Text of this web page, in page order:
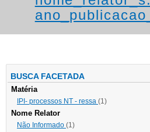
BUSCA FACETADA
Matéria
IPI- processos NT - ressa (1)
Nome Relator
Não Informado (1)